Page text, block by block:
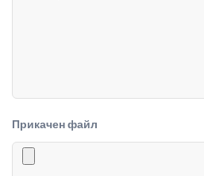
Прикачен файл